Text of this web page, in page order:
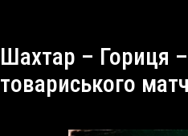
Шахтар – Гориця – 1:0. Дебют Турана, переможний гол Егіналду та огляд
товариського